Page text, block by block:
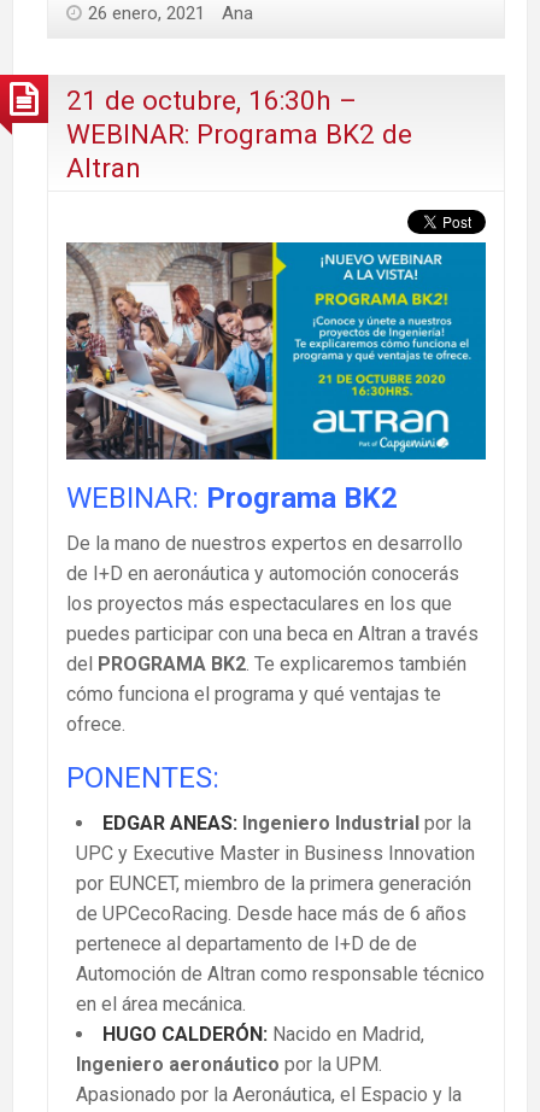
26 enero, 2021 Ana
21 de octubre, 16:30h –
WEBINAR: Programa BK2 de
Altran
WEBINAR: Programa BK2
De la mano de nuestros expertos en desarrollo
de I+D en aeronáutica y automoción conocerás
los proyectos más espectaculares en los que
puedes participar con una beca en Altran a través
del
PROGRAMA BK2. Te explicaremos también
cómo funciona el programa y qué ventajas te
ofrece.
PONENTES:
EDGAR ANEAS: Ingeniero Industrial por la
UPC y Executive Master in Business Innovation
por EUNCET, miembro de la primera generación
de UPCecoRacing. Desde hace más de 6 años
pertenece al departamento de I+D de de
Automoción de Altran como responsable técnico
en el área mecánica.
HUGO CALDERÓN: Nacido en Madrid,
Ingeniero aeronáutico por la UPM.
Apasionado por la Aeronáutica, el Espacio y la